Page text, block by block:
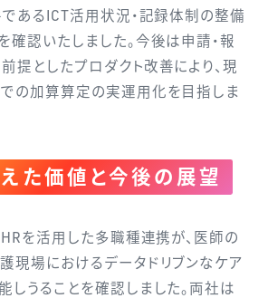
あるICT活用状況・記録体制の整備
確認いたしました。今後は申請・報
提としたプロダクト改善により、現
の加算算定の実運用化を目指しま
た価値と今後の展望
を活用した多職種連携が、医師の
現場におけるデータドリブンなケア
しうることを確認しました。両社は